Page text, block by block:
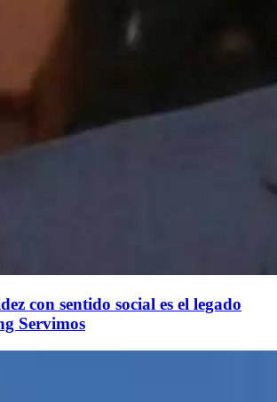
con sentido social es el legado
Servimos